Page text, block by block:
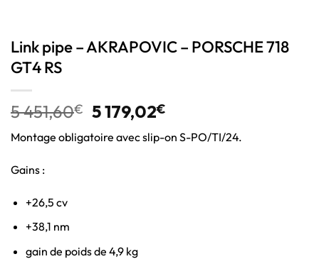
Link pipe – AKRAPOVIC – PORSCHE 718
GT4 RS
5 451,60€ 5 179,02€
Montage obligatoire avec slip-on S-PO/TI/24.
Gains :
+26,5 cv
+38,1 nm
gain de poids de 4,9 kg